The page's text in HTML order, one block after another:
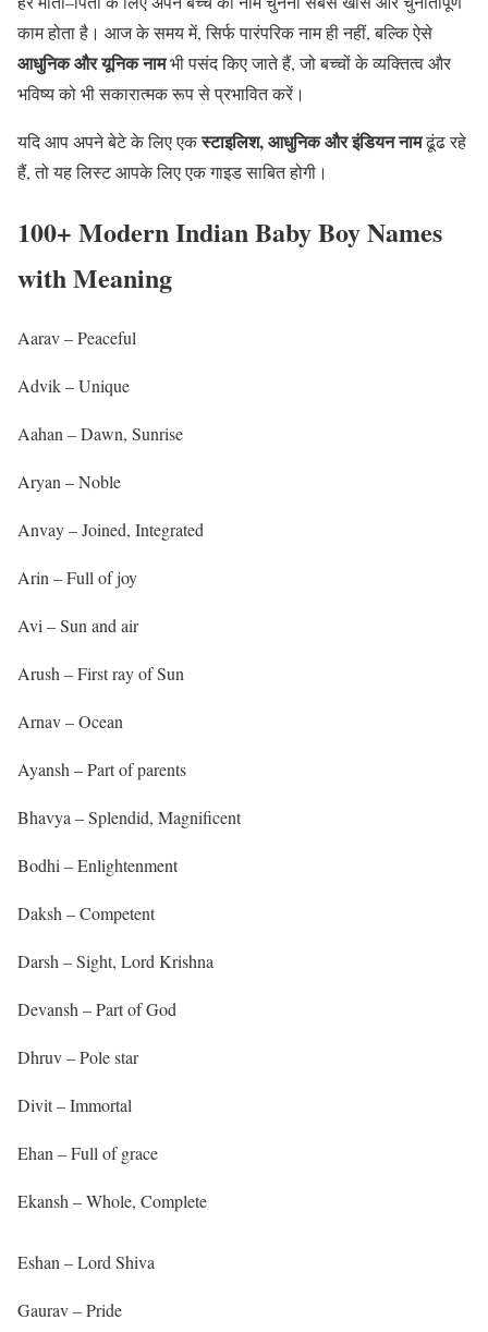
काम होता है। आज के समय में, सिर्फ पारंपरिक नाम ही नहीं, बल्कि ऐसे
आधुनिक और यूनिक नामभी पसंद किए जाते हैं, जो बच्चों के व्यक्तित्व और
भविष्य को भी सकारात्मक रूप से प्रभावित करें।
यदि आप अपने बेटे के लिए एकस्टाइलिश, आधुनिक और इंडियन नामढूंढ रहे
हैं, तो यह लिस्ट आपके लिए एक गाइड साबित होगी।
100+ Modern Indian Baby Boy Names
with Meaning
Aarav – Peaceful
Advik – Unique
Aahan – Dawn, Sunrise
Aryan – Noble
Anvay – Joined, Integrated
Arin – Full of joy
Avi – Sun and air
Arush – First ray of Sun
Arnav – Ocean
Ayansh – Part of parents
Bhavya – Splendid, Magnificent
Bodhi – Enlightenment
Daksh – Competent
Darsh – Sight, Lord Krishna
Devansh – Part of God
Dhruv – Pole star
Divit – Immortal
Ehan – Full of grace
Ekansh – Whole, Complete
Eshan – Lord Shiva
Gaurav – Pride